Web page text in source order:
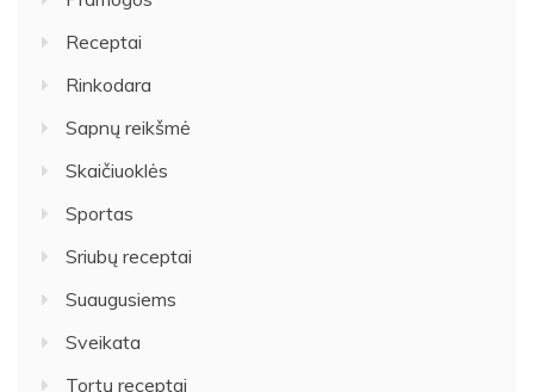
Receptai
Rinkodara
Sapnų reikšmė
Skaičiuoklės
Sportas
Sriubų receptai
Suaugusiems
Sveikata
Tortų receptai